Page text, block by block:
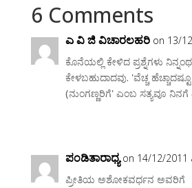
6 Comments
ಎ ವಿ ಜಿ ವಿಚಾರಲಹರಿ on 13/
ಕೊನೆಯಲ್ಲಿ ಕೇಳಿದ ಪ್ರಶ್ನೆಗಳು
ಕೇಳಬಹುದಾದವು. 'ವೆಚ್ಚ
(ನುಂಗಣ್ಣರಿಗೆ' ಎಂಬ ಸತ್ಯವೂ ನಿನಗೆ
ಪಂಡಿತಾರಾಧ್ಯ on 14/12/2011
ಪ್ರೀತಿಯ ಅಶೋಕವರ್ಧನ ಅವರಿಗೆ